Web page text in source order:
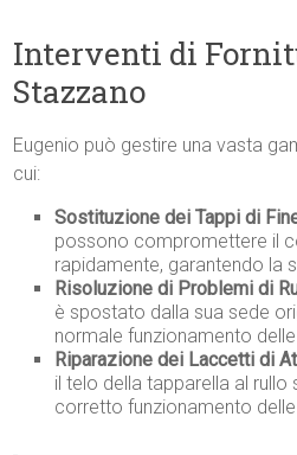
Interventi di
Stazzano
Eugenio può gestire una vasta
cui:
Sostituzione dei Tappi di
possono compromettere il
rapidamente, garantendo la
Risoluzione di Problemi di
è spostato dalla sua sede
normale funzionamento
Riparazione dei Laccetti di
il telo della tapparella al rullo
corretto funzionamento